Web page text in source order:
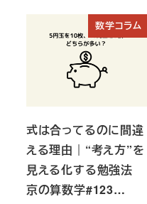
数学コラム
式は合ってるのに間違
える理由｜“考え方”を
見える化する勉強法
京の算数学#123…